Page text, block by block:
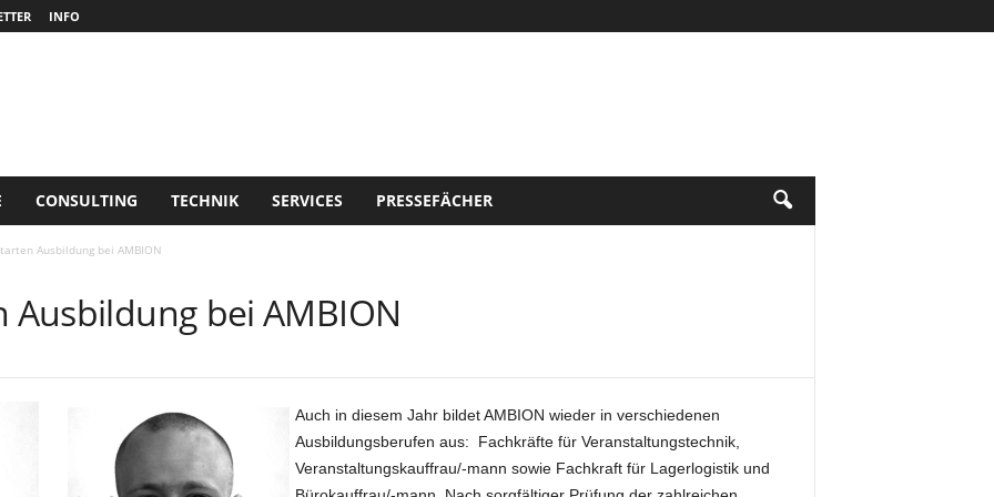
INFO
CONSULTING TECHNIK SERVICES PRESSEFÄCHER
Ausbildung bei AMBION
Ausbildung bei AMBION
Auch in diesem Jahr bildet AMBION wieder in verschiedenen
Ausbildungsberufen aus: Fachkräfte für Veranstaltungstechnik,
Veranstaltungskauffrau/-mann sowie Fachkraft für Lagerlogistik und